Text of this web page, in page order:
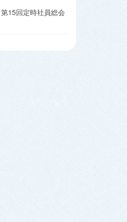
15回定時社員総会